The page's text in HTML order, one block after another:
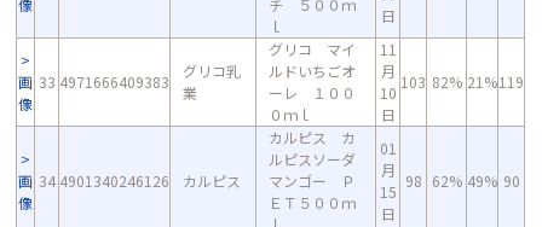
像
チ ５００ｍ
ｌ
日
画
像
33 4971666409383
グリコ乳
業
グリコ マイ
ルドいちごオ
ーレ １００
０ｍｌ
11
月
10
日
103 82% 21%119
画
像
34 4901340246126 カルピス
カルピス カ
ルピスソーダ
マンゴー Ｐ
ＥＴ５００ｍ
01
月
15
日
98 62% 49% 90